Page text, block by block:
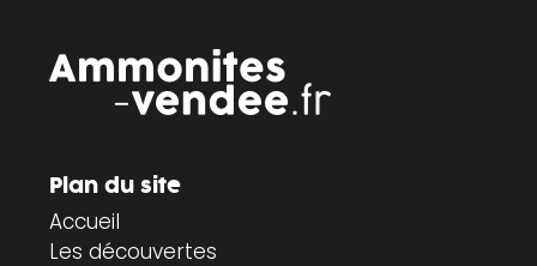
Plan du site
Accueil
Les découvertes